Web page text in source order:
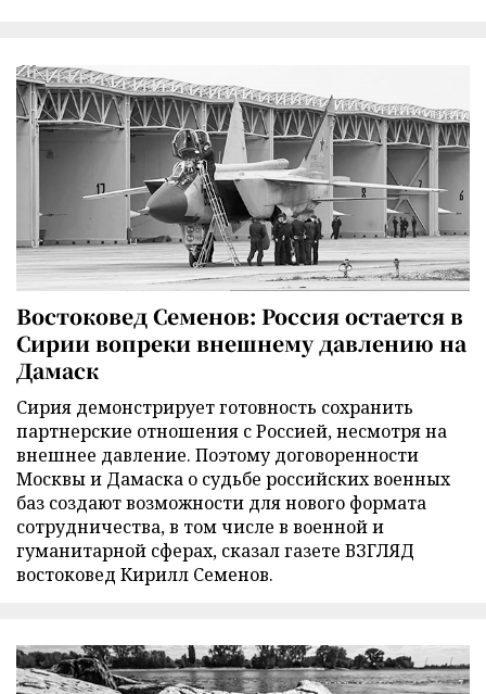
Востоковед Семенов: Россия остается в
Сирии вопреки внешнему давлению на
Дамаск
Сирия демонстрирует готовность сохранить
партнерские отношения с Россией, несмотря на
внешнее давление. Поэтому договоренности
Москвы и Дамаска о судьбе российских военных
баз создают возможности для нового формата
сотрудничества, в том числе в военной и
гуманитарной сферах, сказал газете ВЗГЛЯД
востоковед Кирилл Семенов.